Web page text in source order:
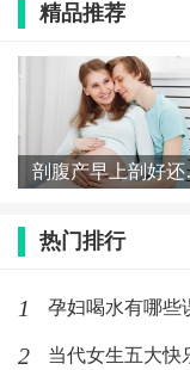
精品推荐
剖腹产
热门排行
1 孕妇喝水有哪些
2